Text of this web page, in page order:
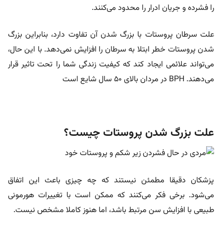
را فشرده و جریان ادرار را محدود می‌کنند.
علت سرطان پروستات با بزرگ شدن آن تفاوت دارد، بنابراین بزرگ
شدن پروستات خطر ابتلا به سرطان را افزایش نمی‌دهد. با این حال،
می‌تواند علائمی ایجاد کند که کیفیت زندگی شما را تحت تاثیر قرار
می‌دهند. BPH در مردان بالای 50 سال شایع است
علت بزرگ شدن پروستات چیست؟
پزشکان دقیقا مطمئن نیستند که چه چیزی باعث این اتفاق
می‌شود. برخی فکر می‌کنند که ممکن است با تغییرات هورمونی
طبیعی با افزایش سن مرتبط باشد، اما هنوز کاملا مشخص نیست.